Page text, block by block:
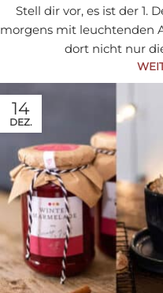
Stell dir vor, es ist der 1.
morgens mit leuchtenden
dort nicht nur
14
DEZ.